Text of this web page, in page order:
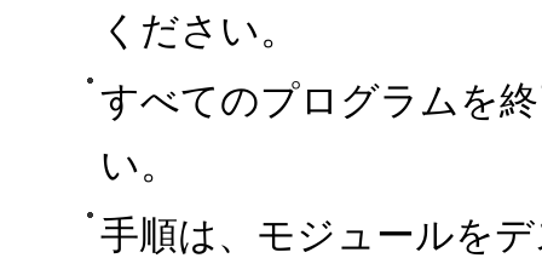
ください。
すべてのプログラムを
い。
手順は、モジュールを